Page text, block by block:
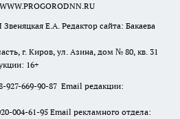
Е.А. Редактор сайта: Бакаева
г. Киров, ул. Азина, дом № 80, кв. 31
16+
927-669-90-87 Email редакции:
004-61-95 Email рекламного отдела: